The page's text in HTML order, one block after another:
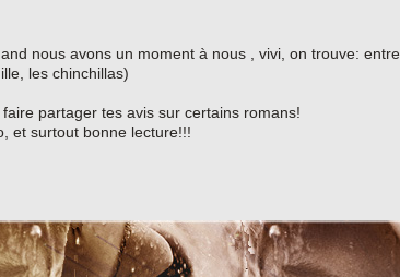
nous avons un moment à nous , vivi, on trouve:
les chinchillas)
partager tes avis sur certains romans!
et surtout bonne lecture!!!